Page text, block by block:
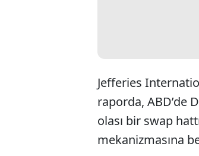
Jefferies
raporda, ABD’de
olası bir swap
mekanizmasına